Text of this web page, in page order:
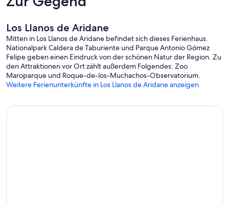
Los Llanos de Aridane
Mitten in Los Llanos de Aridane befindet sich dieses Ferienhaus.
Nationalpark Caldera de Taburiente und Parque Antonio Gómez
Felipe geben einen Eindruck von der schönen Natur der Region. Zu
den Attraktionen vor Ort zählt außerdem Folgendes: Zoo
Maroparque und Roque-de-los-Muchachos-Observatorium.
Weitere Ferienunterkünfte in Los Llanos de Aridane anzeigen